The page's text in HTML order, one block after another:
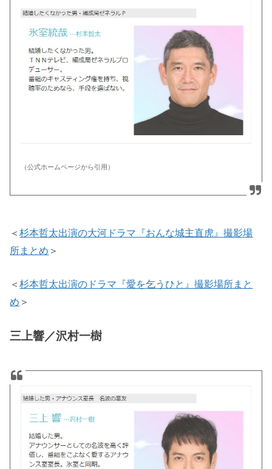
（公式ホームページから引用）
＜杉本哲太出演の大河ドラマ『おんな城主直虎』撮影場
所まとめ ＞
＜杉本哲太出演のドラマ『愛を乞うひと』撮影場所まと
め ＞
三上響／沢村一樹